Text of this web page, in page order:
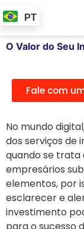
PT
O Valor do Seu
Fale com
No mundo
dos serviços de
quando se trata
empresários
elementos, por
esclarecer e
investimento